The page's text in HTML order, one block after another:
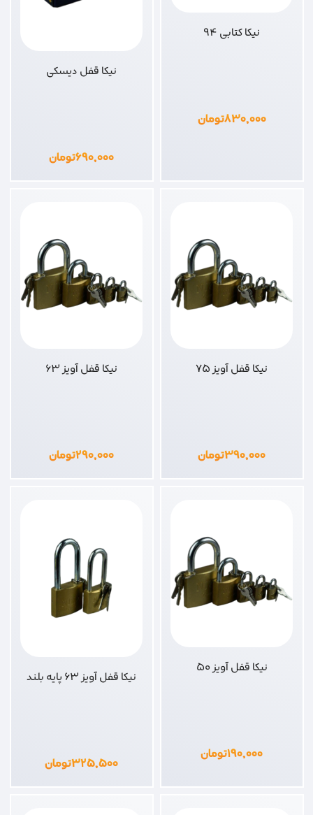
نیکا کتابی 94
۸۳۰,۰۰۰تومان
نیکا قفل دیسکی
۶۹۰,۰۰۰تومان
نیکا قفل آویز 75
۳۹۰,۰۰۰تومان
نیکا قفل آویز 63
۲۹۰,۰۰۰تومان
نیکا قفل آویز 50
۱۹۰,۰۰۰تومان
نیکا قفل آویز 63 پایه بلند
۳۲۵,۵۰۰تومان